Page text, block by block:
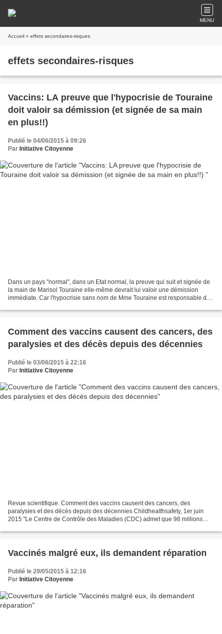
MENU
Accueil » effets secondaires-risques
effets secondaires-risques
Vaccins: LA preuve que l'hypocrisie de Touraine
doit valoir sa démission (et signée de sa main
en plus!!)
Publié le 04/06/2015 à 09:26
Par Initiative Citoyenne
Dans un pays "normal", dans un Etat normal, la preuve qui suit et signée de
la main de Marisol Touraine elle-même devrait lui valoir une démission
immédiate. Car l'hypocrisie sans nom de Mme Touraine est responsable de
Comment des vaccins causent des cancers, des
paralysies et des décès depuis des décennies
Publié le 03/06/2015 à 22:16
Par Initiative Citoyenne
Revue scientifique. Comment des vaccins causent des cancers, des
paralysies et des décès depuis des décennies Childhealthsafety, 1er juin
2015 "Le Centre de Contrôle des Maladies (CDC) admet que 98 millions
Vaccinés malgré eux, ils demandent réparation
Publié le 29/05/2015 à 12:16
Par Initiative Citoyenne